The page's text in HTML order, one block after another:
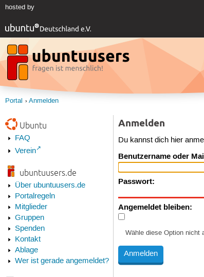
hosted by
Portal Anmelden
Ubuntu
FAQ
Verein
ubuntuusers.de
Über ubuntuusers.de
Portalregeln
Mitglieder
Gruppen
Spenden
Kontakt
Ablage
Wer ist gerade angemeldet?
Anmelden
Du kannst dich hier
Benutzername oder
Passwort:
Angemeldet bleiben:
Wähle diese Option nicht